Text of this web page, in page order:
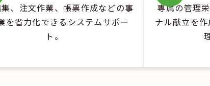
、注文作業、帳票作成などの事
を省力化できるシステムサポー
ト。
専属の管理
ナル献立を